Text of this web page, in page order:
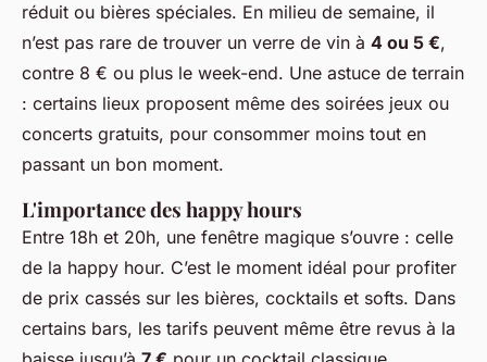
réduit ou bières spéciales. En milieu de semaine, il
n’est pas rare de trouver un verre de vin à 4 ou 5 €,
contre 8 € ou plus le week-end. Une astuce de terrain
: certains lieux proposent même des soirées jeux ou
concerts gratuits, pour consommer moins tout en
passant un bon moment.
L'importance des happy hours
Entre 18h et 20h, une fenêtre magique s’ouvre : celle
de la happy hour. C’est le moment idéal pour profiter
de prix cassés sur les bières, cocktails et softs. Dans
certains bars, les tarifs peuvent même être revus à la